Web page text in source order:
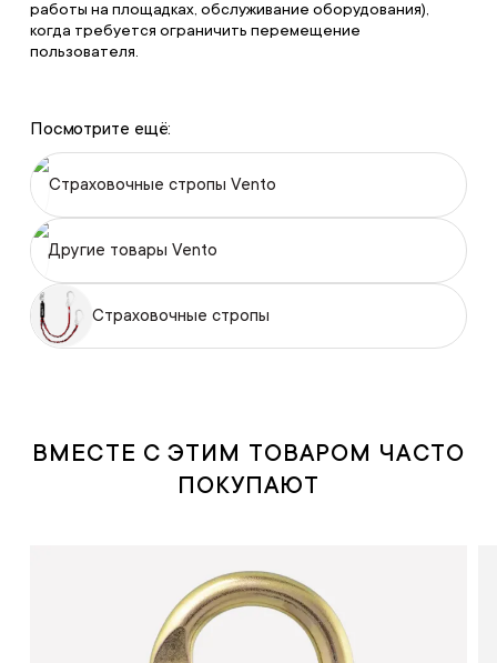
работы на площадках, обслуживание оборудования),
когда требуется ограничить перемещение
пользователя.
Посмотрите ещё:
Страховочные стропы Vento
Другие товары Vento
Страховочные стропы
ВМЕСТЕ С ЭТИМ ТОВАРОМ ЧАСТО
ПОКУПАЮТ